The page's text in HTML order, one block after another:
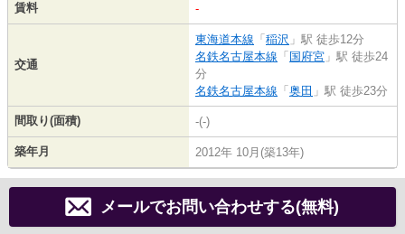
賃料 -
交通
東海道本線 「 稲沢 」駅 徒歩12分
名鉄名古屋本線 「 国府宮 」駅 徒歩24
分
名鉄名古屋本線 「 奥田 」駅 徒歩23分
間取り(面積) -(-)
築年月 2012年 10月(築13年)
メールでお問い合わせする(無料)